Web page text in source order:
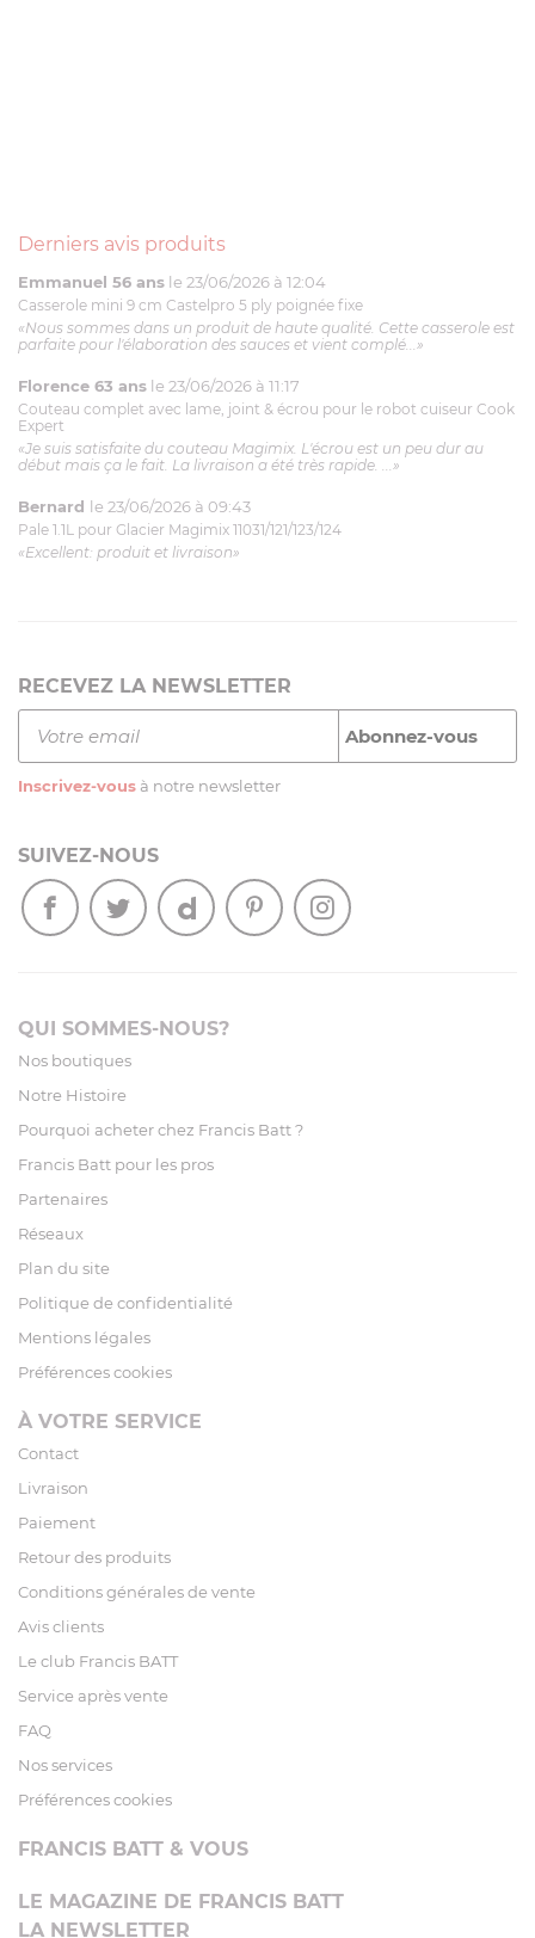
Derniers avis produits
Emmanuel 56 ans le 23/06/2026 à 12:04
Casserole mini 9 cm Castelpro 5 ply poignée fixe
«Nous sommes dans un produit de haute qualité. Cette casserole est
parfaite pour l'élaboration des sauces et vient complé...»
Florence 63 ans le 23/06/2026 à 11:17
Couteau complet avec lame, joint & écrou pour le robot cuiseur Cook
Expert
«Je suis satisfaite du couteau Magimix. L'écrou est un peu dur au
début mais ça le fait. La livraison a été très rapide. ...»
Bernard le 23/06/2026 à 09:43
Pale 1.1L pour Glacier Magimix 11031/121/123/124
«Excellent: produit et livraison»
RECEVEZ LA NEWSLETTER
Inscrivez-vous à notre newsletter
SUIVEZ-NOUS
QUI SOMMES-NOUS?
Nos boutiques
Notre Histoire
Pourquoi acheter chez Francis Batt ?
Francis Batt pour les pros
Partenaires
Réseaux
Plan du site
Politique de confidentialité
Mentions légales
Préférences cookies
À VOTRE SERVICE
Contact
Livraison
Paiement
Retour des produits
Conditions générales de vente
Avis clients
Le club Francis BATT
Service après vente
FAQ
Nos services
Préférences cookies
FRANCIS BATT & VOUS
LE MAGAZINE DE FRANCIS BATT
LA NEWSLETTER